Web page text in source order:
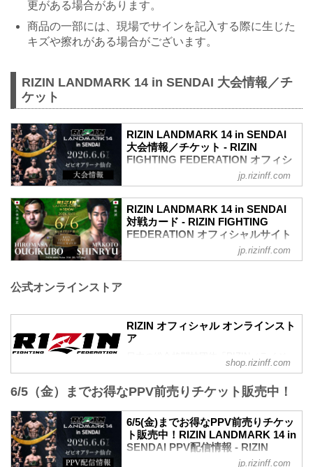
更がある場合があります。
商品の一部には、現場でサインを記入する際に生じた
キズや擦れがある場合がございます。
RIZIN LANDMARK 14 in SENDAI 大会情報／チ
ケット
RIZIN LANDMARK 14 in SENDAI
大会情報／チケット - RIZIN
FIGHTING FEDERATION オフィシ
5/22（金）更新
5/23（土）10時よりチケット追加販売が
決定！
決定！RIZIN LANDMARK 14 in SENDAI -
加販売が決定したぞ！
追加販売は、明日5月23日（土）10時より
れることが出来なかった方は是非、こ
の...
jp.rizinff.com
RIZIN LANDMARK 14 in SENDAI
対戦カード - RIZIN FIGHTING
FEDERATION オフィシャルサイト
扇久保博正 vs. 神龍誠
第7試合／元谷友貴 vs. トニー・ララミー
RIZIN MMAルール：5分 3R（57.0kg）
元谷友貴 vs. トニー・ララミー
第6試合／酒井リョウ vs. 貴賢神
RIZIN MMAルール：5分3R（120.0kg）
酒井リョウ vs. 貴賢神
第5試合／“ブラックパンサー”ベイノア
vs. 芳賀ビラル海
...
jp.rizinff.com
公式オンラインストア
RIZIN オフィシャル オンラインスト
ア
日本の総合格闘技団体「RIZIN（ライジ
ン）」の公式グッズ販売店。大会やイベ
ントで着用して、RIZINを身近に感じよ
う。
shop.rizinff.com
6/5（金）までお得なPPV前売りチケット販売中！
6/5(金)までお得なPPV前売りチケッ
ト販売中！RIZIN LANDMARK 14 in
SENDAI PPV配信情報 - RIZIN
FIGHTING FEDERATION オフィシ
jp.rizinff.com